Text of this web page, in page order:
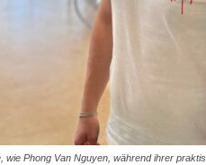
Phong Van Nguyen, während ihrer